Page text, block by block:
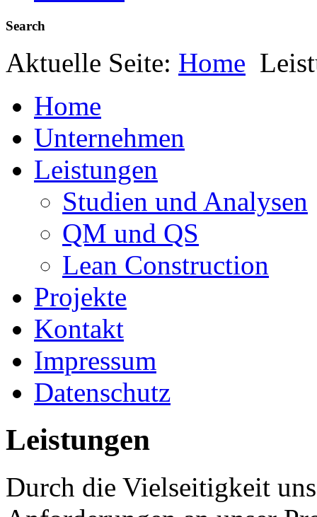
Search
Aktuelle Seite: Home
Home
Unternehmen
Leistungen
Studien und Analysen
QM und QS
Lean Construction
Projekte
Kontakt
Impressum
Datenschutz
Leistungen
Durch die Vielseitigkeit